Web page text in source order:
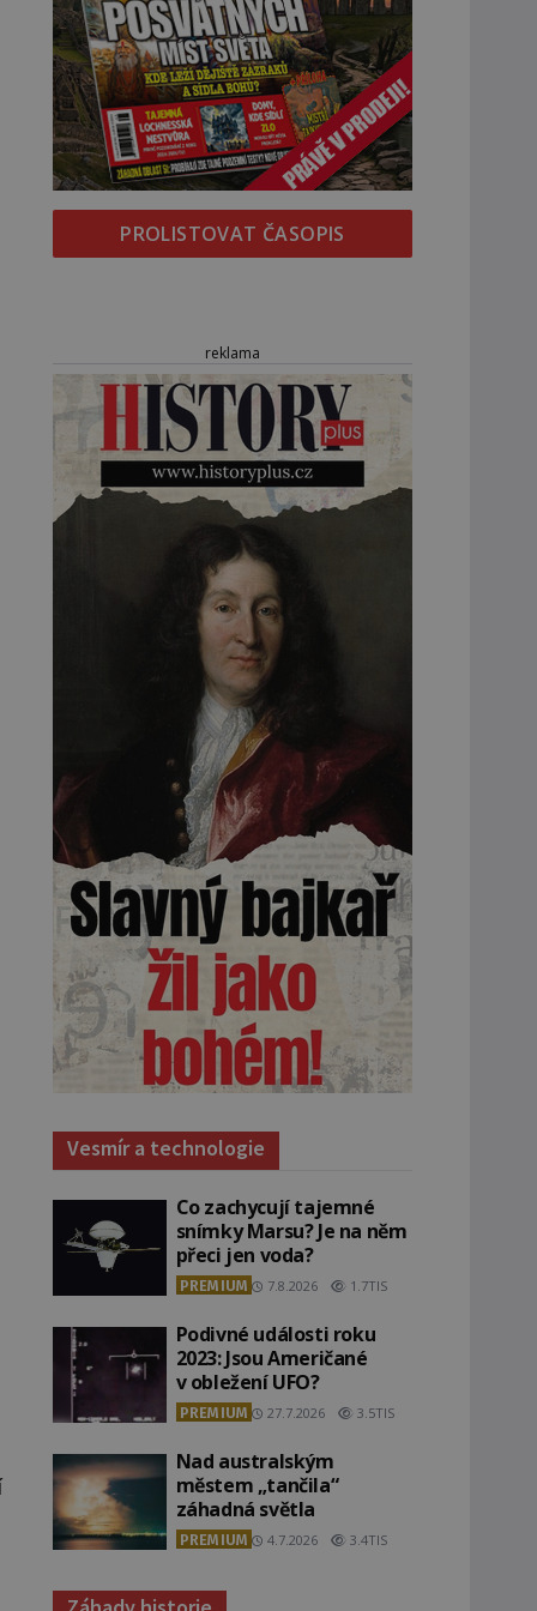
PROLISTOVAT ČASOPIS
reklama
Vesmír a technologie
Co zachycují tajemné
snímky Marsu? Je na něm
přeci jen voda?
PREMIUM 7.8.2026 1.7TIS
Podivné události roku
2023: Jsou Američané
v obležení UFO?
PREMIUM 27.7.2026 3.5TIS
Nad australským
městem „tančila“
záhadná světla
PREMIUM 4.7.2026 3.4TIS